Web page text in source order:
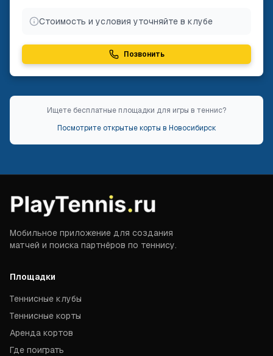
Стоимость и условия уточняйте в клубе
Позвонить
Ищете бесплатные площадки для игры в теннис?
Посмотрите открытые корты в Новосибирск
Мобильное приложение для создания
матчей и поиска партнёров по теннису.
Площадки
Теннисные клубы
Теннисные корты
Аренда кортов
Где поиграть